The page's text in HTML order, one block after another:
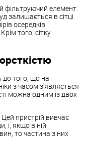
фільтруючий елемент.
залишається в сітці.
осередків
того, сітку
до того, що на
з часом з'являється
можна одним із двох
пристрій вивчає
і, якщо в ній
то частина з них